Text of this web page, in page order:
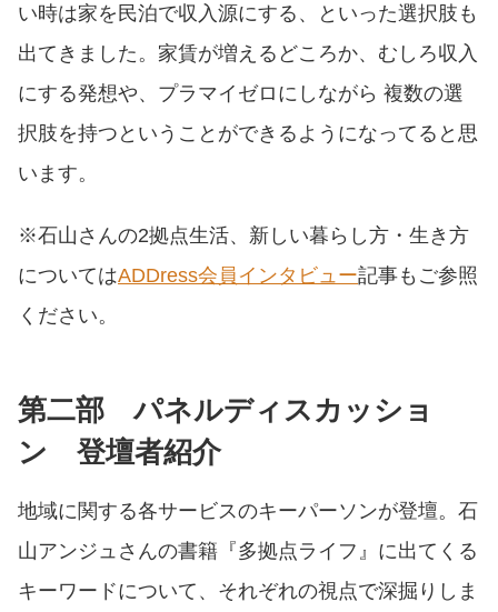
い時は家を民泊で収入源にする、といった選択肢も
出てきました。家賃が増えるどころか、むしろ収入
にする発想や、プラマイゼロにしながら 複数の選
択肢を持つということができるようになってると思
います。
※石山さんの2拠点生活、新しい暮らし方・生き方
についてはADDress会員インタビュー記事もご参照
ください。
第二部 パネルディスカッショ
ン 登壇者紹介
地域に関する各サービスのキーパーソンが登壇。石
山アンジュさんの書籍『多拠点ライフ』に出てくる
キーワードについて、それぞれの視点で深掘りしま